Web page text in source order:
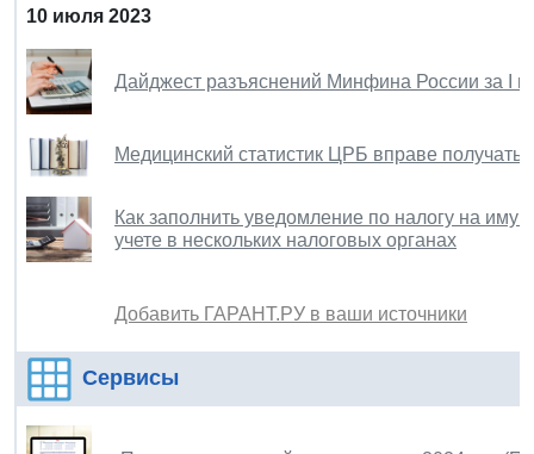
10 июля 2023
Дайджест разъяснений Минфина России за I
Медицинский статистик ЦРБ вправе
Как заполнить уведомление по налогу на
учете в нескольких налоговых органах
Добавить ГАРАНТ.РУ в ваши источники
Сервисы